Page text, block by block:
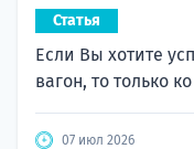
Статья
Если Вы хотите
вагон, то только
07 июл 2026